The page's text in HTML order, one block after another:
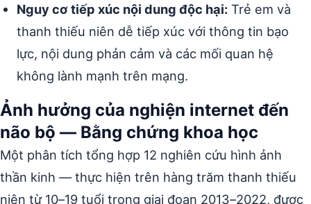
Nguy cơ tiếp xúc nội dung độc hại: Trẻ em và
thanh thiếu niên dễ tiếp xúc với thông tin bạo
lực, nội dung phản cảm và các mối quan hệ
không lành mạnh trên mạng.
Ảnh hưởng của nghiện internet đến
não bộ — Bằng chứng khoa học
Một phân tích tổng hợp 12 nghiên cứu hình ảnh
thần kinh — thực hiện trên hàng trăm thanh thiếu
niên từ 10–19 tuổi trong giai đoạn 2013–2022, được